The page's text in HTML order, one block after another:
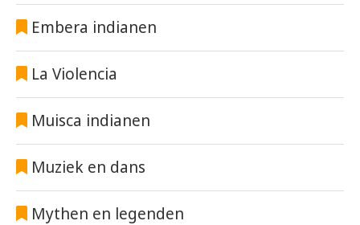
Embera indianen
La Violencia
Muisca indianen
Muziek en dans
Mythen en legenden